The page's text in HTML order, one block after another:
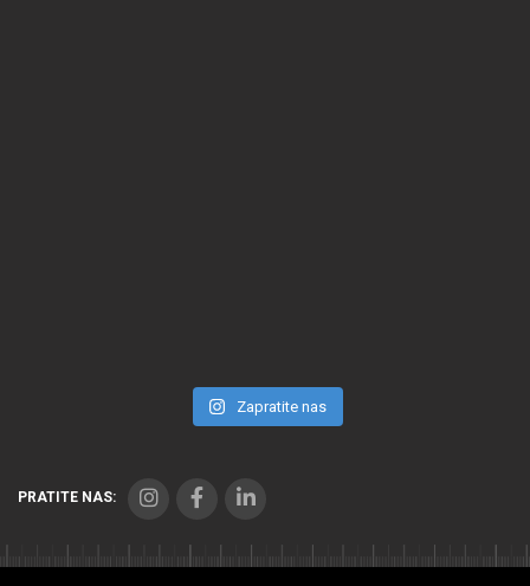
Zapratite nas
PRATITE NAS: